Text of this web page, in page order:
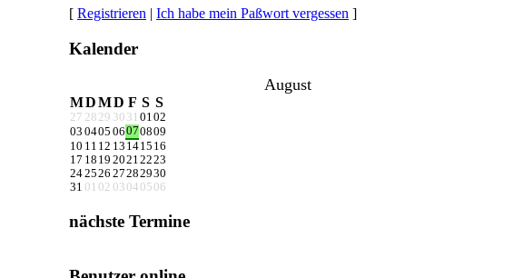
[ Registrieren | Ich habe mein Paßwort vergessen ]
Kalender
August
MDMD F S S
27 28 29 30 31 0102
03 0405 06070809
10 11 12 13 1415 16
17 18 19 20212223
242526 27282930
31 01 02 03 04 05 06
nächste Termine